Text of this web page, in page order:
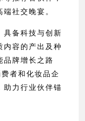
社交晚宴。
具备科技与创新
内容的产出及种
品牌增长之路
者和化妆品企
助力行业伙伴锚